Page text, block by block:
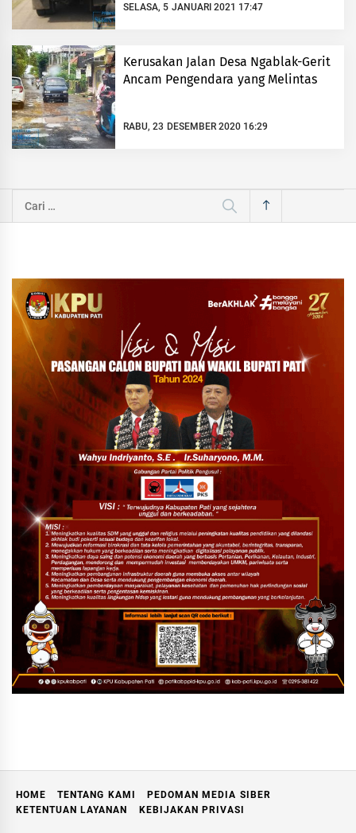
SELASA, 5 JANUARI 2021 17:47
Kerusakan Jalan Desa Ngablak-Gerit
Ancam Pengendara yang Melintas
RABU, 23 DESEMBER 2020 16:29
Cari
HOME TENTANG KAMI
PEDOMAN MEDIA SIBER
KETENTUAN LAYANAN
KEBIJAKAN PRIVASI